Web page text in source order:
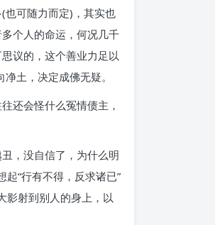
也可随力而定)，其实也
个人的命运，何况几千
议的，这个善业力足以
土，决定成佛无疑。
还会怪什么冤情债主，
，没自信了，为什么明
“行有不得，反求诸已”
影射到别人的身上，以